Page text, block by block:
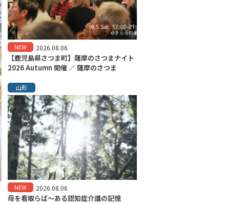
NEW 2026.08.06
【鹿児島県さつま町】薩摩のさつまナイト
2026 Autumn 開催 ／ 薩摩のさつま
山形
NEW 2026.08.06
母を看取らば～ある認知症介護の記憶